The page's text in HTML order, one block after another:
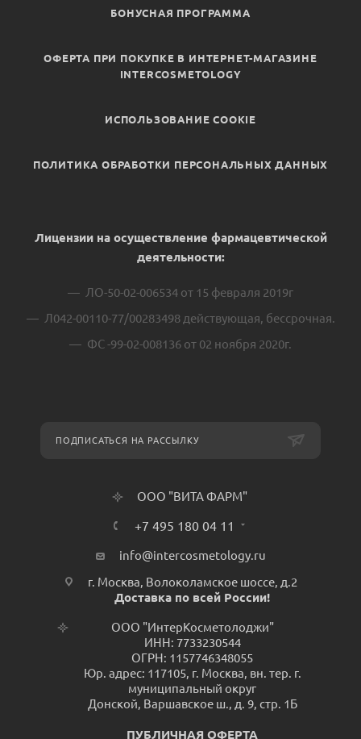
БОНУСНАЯ ПРОГРАММА
ОФЕРТА ПРИ ПОКУПКЕ В ИНТЕРНЕТ-МАГАЗИНЕ
INTERCOSMETOLOGY
ИСПОЛЬЗОВАНИЕ COOKIE
ПОЛИТИКА ОБРАБОТКИ ПЕРСОНАЛЬНЫХ ДАННЫХ
Лицензии на осуществление фармацевтической
деятельности:
ЛО-50-02-006534 от 15 февраля 2019г
Л042-00110-77/00283498 действующая, бессрочная.
ФС -99-02-008136 от 02 ноября 2020г.
ПОДПИСАТЬСЯ НА РАССЫЛКУ
ООО "ВИТА ФАРМ"
+7 495 180 04 11
info@intercosmetology.ru
г. Москва, Волоколамское шоссе, д.2
Доставка по всей России!
ООО "ИнтерКосметолоджи"
ИНН: 7733230544
ОГРН: 1157746348055
Юр. адрес: 117105, г. Москва, вн. тер. г.
муниципальный округ
Донской, Варшавское ш., д. 9, стр. 1Б
ПУБЛИЧНАЯ ОФЕРТА